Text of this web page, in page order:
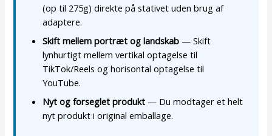
(op til 275g) direkte på stativet uden brug af
adaptere.
Skift mellem portræt og landskab — Skift
lynhurtigt mellem vertikal optagelse til
TikTok/Reels og horisontal optagelse til
YouTube.
Nyt og forseglet produkt — Du modtager et helt
nyt produkt i original emballage.